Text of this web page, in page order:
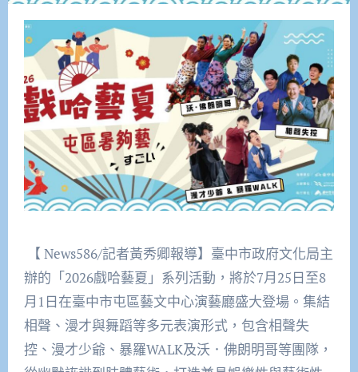
【 News586/記者黃秀卿報導】臺中市政府文化局主
辦的「2026戲哈藝夏」系列活動，將於7月25日至8
月1日在臺中市屯區藝文中心演藝廳盛大登場。集結
相聲、漫才與舞蹈等多元表演形式，包含相聲失
控、漫才少爺、暴羅WALK及沃．佛朗明哥等團隊，